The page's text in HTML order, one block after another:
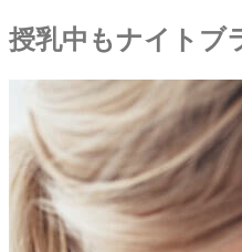
授乳中もナイトブ